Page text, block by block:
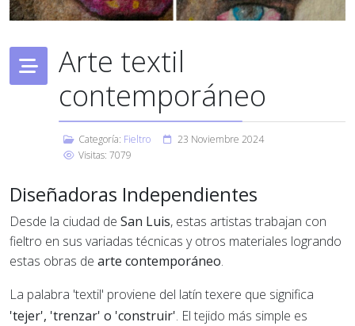
Arte textil
contemporáneo
Categoría: Fieltro
23 Noviembre 2024
Visitas: 7079
Diseñadoras Independientes
Desde la ciudad de San Luis, estas artistas trabajan con
fieltro en sus variadas técnicas y otros materiales logrando
estas obras de arte contemporáneo.
La palabra 'textil' proviene del latín texere que significa
'tejer', 'trenzar' o 'construir'. El tejido más simple es